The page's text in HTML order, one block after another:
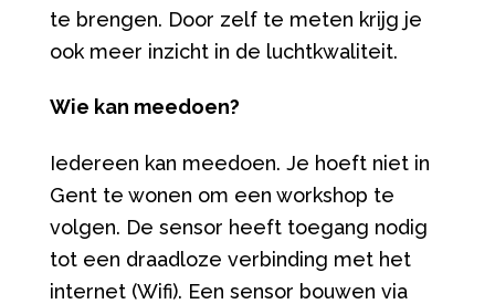
te brengen. Door zelf te meten krijg je
ook meer inzicht in de luchtkwaliteit.
Wie kan meedoen?
Iedereen kan meedoen. Je hoeft niet in
Gent te wonen om een workshop te
volgen. De sensor heeft toegang nodig
tot een draadloze verbinding met het
internet (Wifi). Een sensor bouwen via